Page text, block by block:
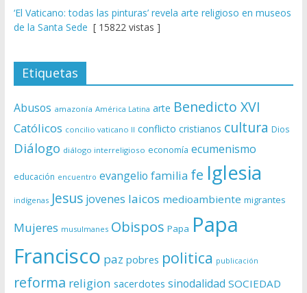
‘El Vaticano: todas las pinturas’ revela arte religioso en museos
de la Santa Sede [ 15822 vistas ]
Etiquetas
Abusos amazonía América Latina arte Benedicto XVI
Católicos concilio vaticano II conflicto cristianos cultura Dios
Diálogo diálogo interreligioso economía ecumenismo
educación encuentro evangelio familia fe Iglesia
indígenas Jesus jovenes laicos medioambiente migrantes
Mujeres musulmanes Obispos Papa Papa
Francisco paz pobres politica publicación
reforma religion sacerdotes sinodalidad SOCIEDAD